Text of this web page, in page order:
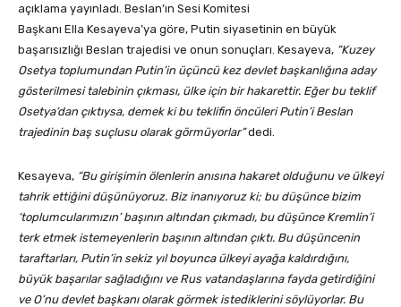
açıklama yayınladı. Beslan’ın Sesi Komitesi
Başkanı Ella Kesayeva’ya göre, Putin siyasetinin en büyük
başarısızlığı Beslan trajedisi ve onun sonuçları. Kesayeva, “Kuzey
Osetya toplumundan Putin’in üçüncü kez devlet başkanlığına aday
gösterilmesi talebinin çıkması, ülke için bir hakarettir. Eğer bu teklif
Osetya’dan çıktıysa, demek ki bu teklifin öncüleri Putin’i Beslan
trajedinin baş suçlusu olarak görmüyorlar”dedi.
Kesayeva, “Bu girişimin ölenlerin anısına hakaret olduğunu ve ülkeyi
tahrik ettiğini düşünüyoruz. Biz inanıyoruz ki; bu düşünce bizim
‘toplumcularımızın’ başının altından çıkmadı, bu düşünce Kremlin’i
terk etmek istemeyenlerin başının altından çıktı. Bu düşüncenin
taraftarları, Putin’in sekiz yıl boyunca ülkeyi ayağa kaldırdığını,
büyük başarılar sağladığını ve Rus vatandaşlarına fayda getirdiğini
ve O’nu devlet başkanı olarak görmek istediklerini söylüyorlar. Bu